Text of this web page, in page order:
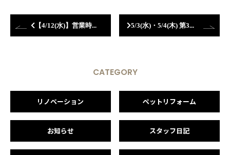
【4/12(水)】営業時間短縮のお知らせ 5/3(水)・5/4(木) 第3回 暮らし応援フェスタ 開催決定！
CATEGORY
リノベーション ペットリフォーム
お知らせ スタッフ日記